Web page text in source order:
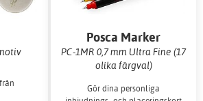
Posca Marker
PC-1MR 0,7 mm Ultra Fine (17
olika färgval)
Gör dina personliga